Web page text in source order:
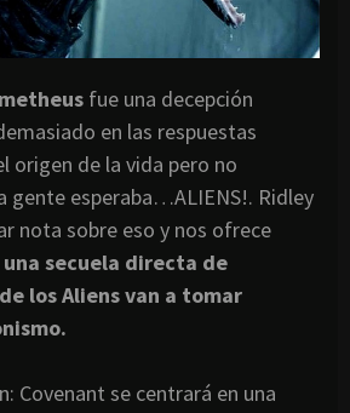
fue una decepción
en las respuestas
origen de la vida pero no
gente esperaba…ALIENS!. Ridley
nota sobre eso y nos ofrece
secuela directa de
los Aliens van a tomar
Covenant se centrará en una